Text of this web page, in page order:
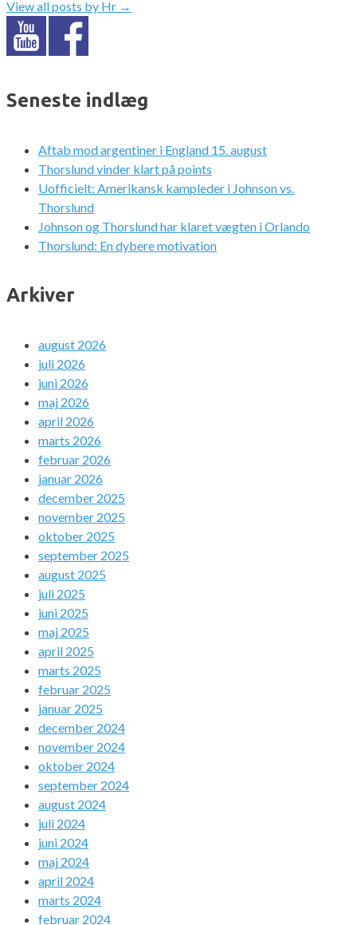
View all posts by Hr →
Seneste indlæg
Aftab mod argentiner i England 15. august
Thorslund vinder klart på points
Uofficielt: Amerikansk kampleder i Johnson vs.
Thorslund
Johnson og Thorslund har klaret vægten i Orlando
Thorslund: En dybere motivation
Arkiver
august 2026
juli 2026
juni 2026
maj 2026
april 2026
marts 2026
februar 2026
januar 2026
december 2025
november 2025
oktober 2025
september 2025
august 2025
juli 2025
juni 2025
maj 2025
april 2025
marts 2025
februar 2025
januar 2025
december 2024
november 2024
oktober 2024
september 2024
august 2024
juli 2024
juni 2024
maj 2024
april 2024
marts 2024
februar 2024